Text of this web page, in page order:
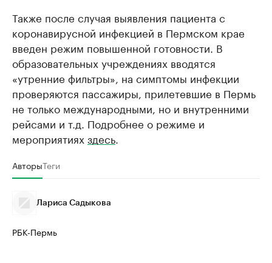
Также после случая выявления пациента с
коронавирусной инфекцией в Пермском крае
введен режим повышенной готовности. В
образовательных учреждениях вводятся
«утренние фильтры», на симптомы инфекции
проверяются пассажиры, прилетевшие в Пермь
не только международными, но и внутренними
рейсами и т.д. Подробнее о режиме и
мероприятиях здесь
АвторыТеги
Лариса Садыкова
РБК-Пермь